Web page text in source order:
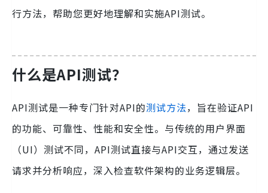
行方法，帮助您更好地理解和实施API测试。
什么是API测试？
API测试是一种专门针对API的测试方法，旨在验证API
的功能、可靠性、性能和安全性。与传统的用户界面
（UI）测试不同，API测试直接与API交互，通过发送
请求并分析响应，深入检查软件架构的业务逻辑层。